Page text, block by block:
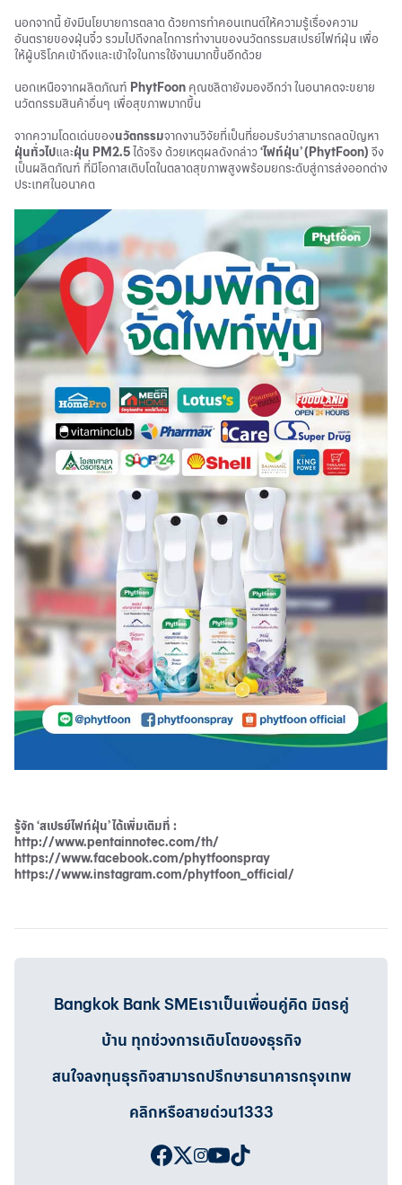
นอกจากนี้ ยังมีนโยบายการตลาด ด้วยการทำคอนเทนต์ให้ความรู้เรื่องความ
อันตรายของฝุ่นจิ๋ว รวมไปถึงกลไกการทำงานของนวัตกรรมสเปรย์ไฟท์ฝุ่น เพื่อ
ให้ผู้บริโภคเข้าถึงและเข้าใจในการใช้งานมากขึ้นอีกด้วย
นอกเหนือจากผลิตภัณฑ์ PhytFoon คุณชลิตายังมองอีกว่า ในอนาคตจะขยาย
นวัตกรรมสินค้าอื่นๆ เพื่อสุขภาพมากขึ้น
จากความโดดเด่นของนวัตกรรมจากงานวิจัยที่เป็นที่ยอมรับว่าสามารถลดปัญหา
ฝุ่นทั่วไปและฝุ่น PM2.5 ได้จริง ด้วยเหตุผลดังกล่าว‘ไฟท์ฝุ่น’ (PhytFoon) จึง
เป็นผลิตภัณฑ์ ที่มีโอกาสเติบโตในตลาดสุขภาพสูงพร้อมยกระดับสู่การส่งออกต่าง
ประเทศในอนาคต
รู้จัก ‘สเปรย์ไฟท์ฝุ่น’ ได้เพิ่มเติมที่ :
http://www.pentainnotec.com/th/
https://www.facebook.com/phytfoonspray
https://www.instagram.com/phytfoon_official/
Bangkok Bank SMEเราเป็นเพื่อนคู่คิด มิตรคู่
บ้าน ทุกช่วงการเติบโตของธุรกิจ
สนใจลงทุนธุรกิจสามารถปรึกษาธนาคารกรุงเทพ
คลิกหรือสายด่วน1333